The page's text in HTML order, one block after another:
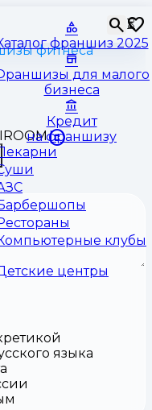
⏳
франшиз 2025
для малого
бизнеса
Кредит
на франшизу
клубы
центры
фитнеса
языка